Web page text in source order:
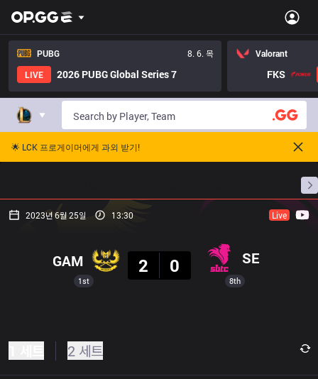
PUBG
8. 6. 목
LIVE
2026 PUBG Global Series 7
Valorant
FKS
🌟 LCK 프로게이머에게 과외 받기!
프로빌
2023년 6월 25일 13:30 Live
1st
GAM
2
0 SE
8th
2 세트